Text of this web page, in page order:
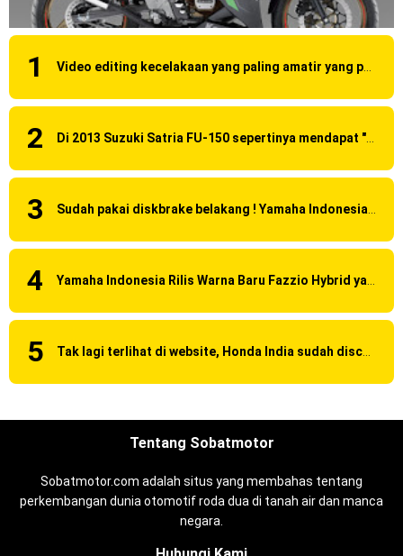
Tentang Sobatmotor
Sobatmotor.com adalah situs yang membahas tentang
perkembangan dunia otomotif roda dua di tanah air dan manca
negara.